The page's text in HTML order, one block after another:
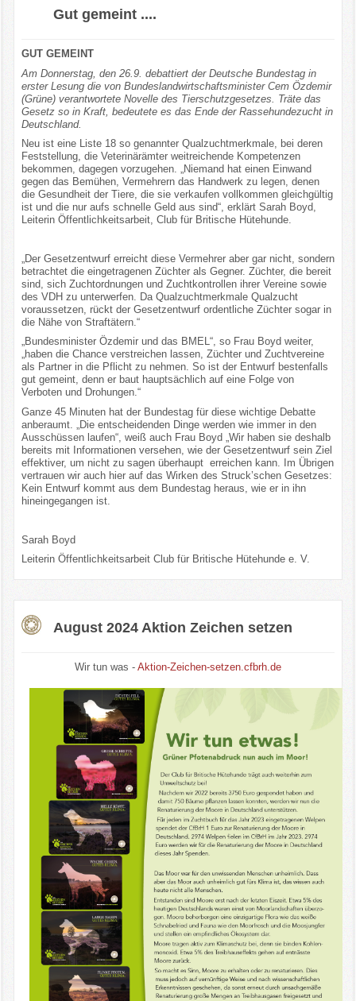
Gut gemeint ....
GUT GEMEINT
Am Donnerstag, den 26.9. debattiert der Deutsche Bundestag in
erster Lesung die von Bundeslandwirtschaftsminister Cem Özdemir
(Grüne) verantwortete Novelle des Tierschutzgesetzes. Träte das
Gesetz so in Kraft, bedeutete es das Ende der Rassehundezucht in
Deutschland.
Neu ist eine Liste 18 so genannter Qualzuchtmerkmale, bei deren
Feststellung, die Veterinärämter weitreichende Kompetenzen
bekommen, dagegen vorzugehen. „Niemand hat einen Einwand
gegen das Bemühen, Vermehrern das Handwerk zu legen, denen
die Gesundheit der Tiere, die sie verkaufen vollkommen gleichgültig
ist und die nur aufs schnelle Geld aus sind“, erklärt Sarah Boyd,
Leiterin Öffentlichkeitsarbeit, Club für Britische Hütehunde.
„Der Gesetzentwurf erreicht diese Vermehrer aber gar nicht, sondern
betrachtet die eingetragenen Züchter als Gegner. Züchter, die bereit
sind, sich Zuchtordnungen und Zuchtkontrollen ihrer Vereine sowie
des VDH zu unterwerfen. Da Qualzuchtmerkmale Qualzucht
voraussetzen, rückt der Gesetzentwurf ordentliche Züchter sogar in
die Nähe von Straftätern.“
„Bundesminister Özdemir und das BMEL“, so Frau Boyd weiter,
„haben die Chance verstreichen lassen, Züchter und Zuchtvereine
als Partner in die Pflicht zu nehmen. So ist der Entwurf bestenfalls
gut gemeint, denn er baut hauptsächlich auf eine Folge von
Verboten und Drohungen.“
Ganze 45 Minuten hat der Bundestag für diese wichtige Debatte
anberaumt. „Die entscheidenden Dinge werden wie immer in den
Ausschüssen laufen“, weiß auch Frau Boyd „Wir haben sie deshalb
bereits mit Informationen versehen, wie der Gesetzentwurf sein Ziel
effektiver, um nicht zu sagen überhaupt erreichen kann. Im Übrigen
vertrauen wir auch hier auf das Wirken des Struck’schen Gesetzes:
Kein Entwurf kommt aus dem Bundestag heraus, wie er in ihn
hineingegangen ist.
Sarah Boyd
Leiterin Öffentlichkeitsarbeit Club für Britische Hütehunde e. V.
August 2024 Aktion Zeichen setzen
Wir tun was - Aktion-Zeichen-setzen.cfbrh.de